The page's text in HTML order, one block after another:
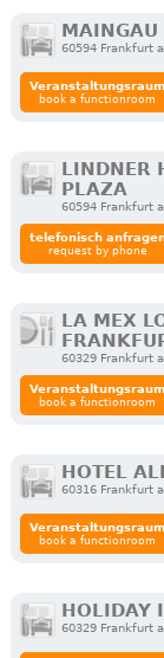
MAINGAU
60594 Frankfurt
Veranstaltungsraum
book a functionroom
LINDNER
PLAZA
60594 Frankfurt
telefonisch
request by phone
LA MEX
60329 Frankfurt
Veranstaltungsraum
book a functionroom
HOTEL
60316 Frankfurt
Veranstaltungsraum
book a functionroom
HOLIDAY
60329 Frankfurt